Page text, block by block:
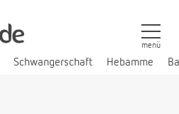
Schwangerschaft Hebamme
menü